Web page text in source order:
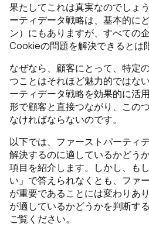
果たしてこれは真実なのでしょ
ーティデータ戦略は、基本的に
ン）にもありますが、すべての
Cookieの問題を解決できるとは
なぜなら、顧客にとって、特定
つことはそれほど魅力的ではな
ーティデータ戦略を効果的に活
形で顧客と直接つながり、この
なければならないのです。
以下では、ファーストパーティ
解決するのに適しているかどう
項目を紹介します。しかし、も
い」で答えられなくとも、ファ
が重要であることには変わりあ
が適しているかどうかを判断す
ご覧ください。